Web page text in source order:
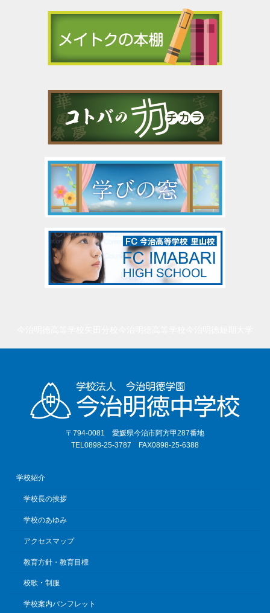
〒794-0081 愛媛県今治市阿方甲287番地
TEL0898-25-3787 FAX0898-25-6388
学校紹介
学校長の挨拶
学校のあゆみ
アクセスマップ
教育方針・教育目標
校歌・制服
学校案内パンフレット